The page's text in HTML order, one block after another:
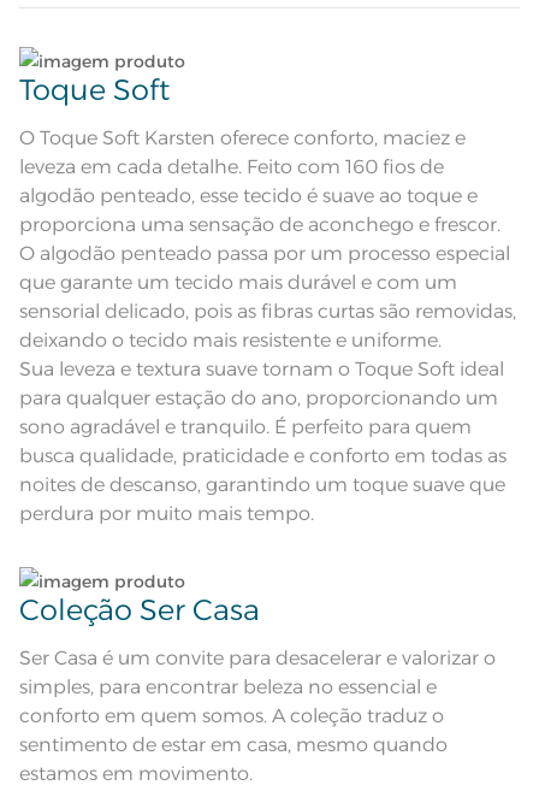
Atributos
Descrição Visual
estampa geométrica em tons de
cinza escuro. Verso cinza com
listras.
Composição
100% Algodão; Manta de
enchimento 100% Poliéster
Tamanho King
Itens Inclusos 1 Colcha e 2 Porta-travesseiros
Medida
Colcha: 2,80m x 2,55m; Porta-
travesseiro: 50cm x 70cm
Acabamento Estampado
Instruções de Lavagem
Secar em tambor com
temperatura máxima de 60º; Ferro
de passar com temperatura
Observações
Lave tipos de tecidos distintos separadamente;
Não lave cores claras e cores escuras no mesmo
ciclo;
Lave as peças no ciclo leve, suave ou delicado de
sua lavadora;
Enxágue as peças com bastante água;
Utilize a quantidade mínima de amaciante e sabão;
Leia atentamente as instruções na etiqueta.
Toque Soft
O Toque Soft Karsten oferece conforto, maciez e
leveza em cada detalhe. Feito com 160 fios de
algodão penteado, esse tecido é suave ao toque e
proporciona uma sensação de aconchego e frescor.
O algodão penteado passa por um processo especial
que garante um tecido mais durável e com um
sensorial delicado, pois as fibras curtas são removidas,
deixando o tecido mais resistente e uniforme.
Sua leveza e textura suave tornam o Toque Soft ideal
para qualquer estação do ano, proporcionando um
sono agradável e tranquilo. É perfeito para quem
busca qualidade, praticidade e conforto em todas as
noites de descanso, garantindo um toque suave que
perdura por muito mais tempo.
Coleção Ser Casa
Ser Casa é um convite para desacelerar e valorizar o
simples, para encontrar beleza no essencial e
conforto em quem somos. A coleção traduz o
sentimento de estar em casa, mesmo quando
estamos em movimento.